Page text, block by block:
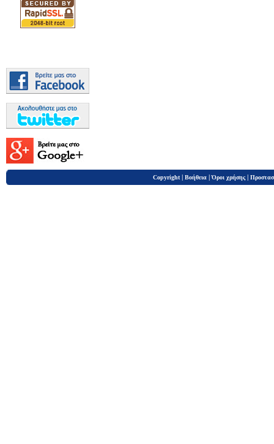
Copyright | Βοήθεια |Όροι χρήσης |